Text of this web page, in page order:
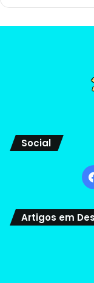
Social
Artigos em